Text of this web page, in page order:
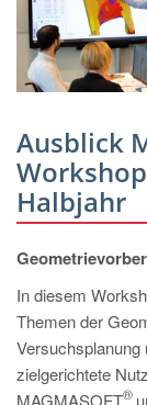
EN
CS
MAGMA
ES
MAGMA
PT
ES
MAGMA Türkei
Ausblick
Halbjahr
In diesem
Themen der
Versuchsplanung
zielgerichtete
MAGMASOFT
®